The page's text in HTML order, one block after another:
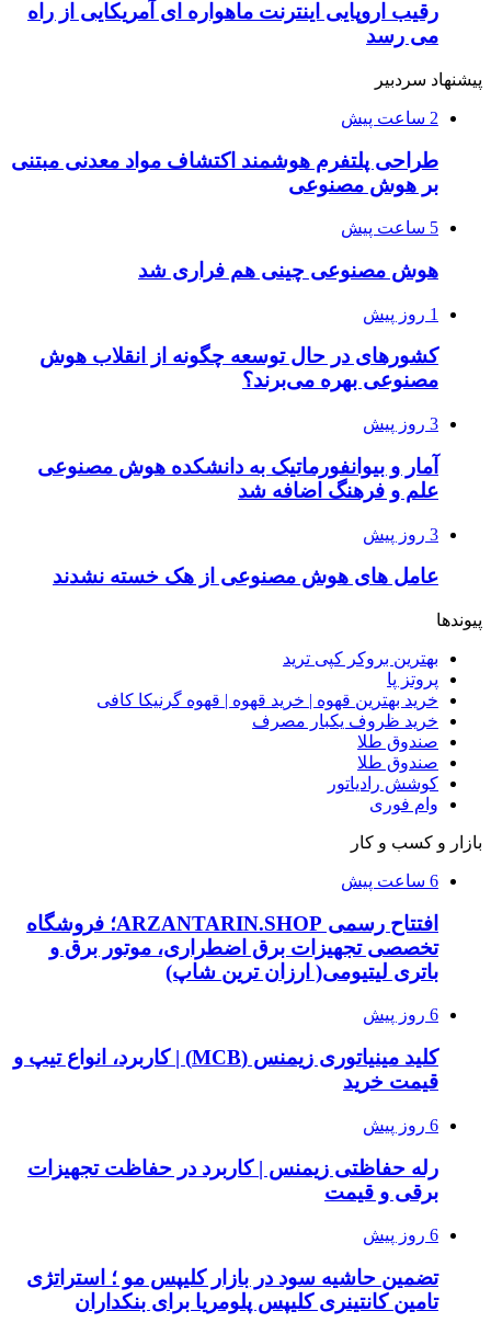
رقیب اروپایی اینترنت ماهواره ای آمریکایی از راه
می رسد
پیشنهاد سردبیر
2 ساعت پیش
طراحی پلتفرم هوشمند اکتشاف مواد معدنی مبتنی
بر هوش مصنوعی
5 ساعت پیش
هوش مصنوعی چینی هم فراری شد
1 روز پیش
کشورهای در حال توسعه چگونه از انقلاب هوش
مصنوعی بهره می‌برند؟
3 روز پیش
آمار و بیوانفورماتیک به دانشکده هوش مصنوعی
علم و فرهنگ اضافه شد
3 روز پیش
عامل های هوش مصنوعی از هک خسته نشدند
پیوندها
بهترین بروکر کپی ترید
پروتز پا
خرید بهترین قهوه | خرید قهوه | قهوه گرنیکا کافی
خرید ظروف یکبار مصرف
صندوق طلا
صندوق طلا
کوشش رادیاتور
وام فوری
بازار و کسب و کار
6 ساعت پیش
افتتاح رسمی ARZANTARIN.SHOP؛ فروشگاه
تخصصی تجهیزات برق اضطراری، موتور برق و
باتری لیتیومی( ارزان ترین شاپ)
6 روز پیش
کلید مینیاتوری زیمنس (MCB) | کاربرد، انواع تیپ و
قیمت خرید
6 روز پیش
رله حفاظتی زیمنس | کاربرد در حفاظت تجهیزات
برقی و قیمت
6 روز پیش
تضمین حاشیه سود در بازار کلیپس مو ؛ استراتژی
تامین کانتینری کلیپس پلومریا برای بنکداران